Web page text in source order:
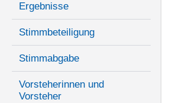
Ergebnisse
Stimmbeteiligung
Stimmabgabe
Vorsteherinnen und
Vorsteher